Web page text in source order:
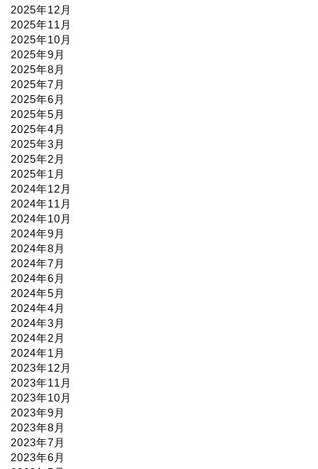
2025年12月
2025年11月
2025年10月
2025年9月
2025年8月
2025年7月
2025年6月
2025年5月
2025年4月
2025年3月
2025年2月
2025年1月
2024年12月
2024年11月
2024年10月
2024年9月
2024年8月
2024年7月
2024年6月
2024年5月
2024年4月
2024年3月
2024年2月
2024年1月
2023年12月
2023年11月
2023年10月
2023年9月
2023年8月
2023年7月
2023年6月